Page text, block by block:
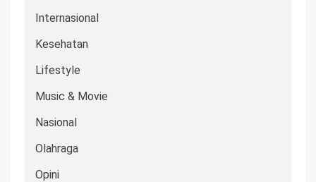
Internasional
Kesehatan
Lifestyle
Music & Movie
Nasional
Olahraga
Opini